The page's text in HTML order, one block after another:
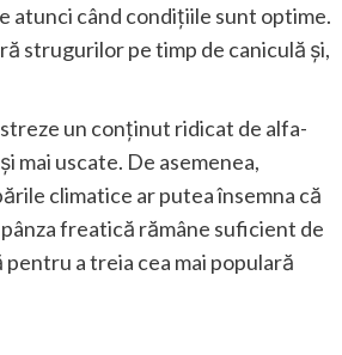
atunci când condițiile sunt optime.
strugurilor pe timp de caniculă și,
un conținut ridicat de alfa-
mai uscate. De asemenea,
climatice ar putea însemna că
freatică rămâne suficient de
a treia cea mai populară